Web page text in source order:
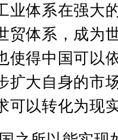
业体系在强大
贸体系，成为
使得中国可以
扩大自身的市
可以转化为现